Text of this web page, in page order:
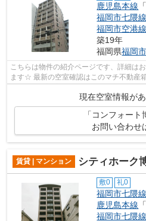
鹿児島本線
福岡市七隈線
福岡市空港線
築19年
福岡県福岡
こちらは物件の紹介ページです、詳細は
ます☆ 最新の空室確認はこのマチ不動産
現在空室情報があ
「コンフォー
お問い合わせ
賃貸 | マンション シティホーク
敷0 礼0
福岡市七隈線
鹿児島本線
福岡市七隈線